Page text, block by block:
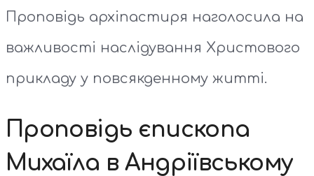
Проповідь архіпастиря наголосила на
важливості наслідування Христового
прикладу у повсякденному житті.
Проповідь єпископа
Михаїла в Андріївському